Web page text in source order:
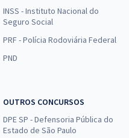
INSS - Instituto Nacional do
Seguro Social
PRF - Polícia Rodoviária Federal
PND
OUTROS CONCURSOS
DPE SP - Defensoria Pública do
Estado de São Paulo